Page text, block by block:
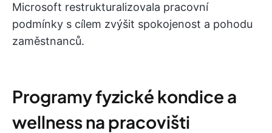
Microsoft restrukturalizovala pracovní
podmínky s cílem zvýšit spokojenost a pohodu
zaměstnanců.
Programy fyzické kondice a
wellness na pracovišti